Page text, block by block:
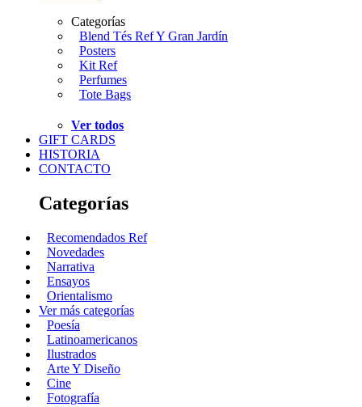
Categorías
Blend Tés Ref Y Gran Jardín
Posters
Kit Ref
Perfumes
Tote Bags
Ver todos
GIFT CARDS
HISTORIA
CONTACTO
Categorías
Recomendados Ref
Novedades
Narrativa
Ensayos
Orientalismo
Ver más categorías
Poesía
Latinoamericanos
Ilustrados
Arte Y Diseño
Cine
Fotografía